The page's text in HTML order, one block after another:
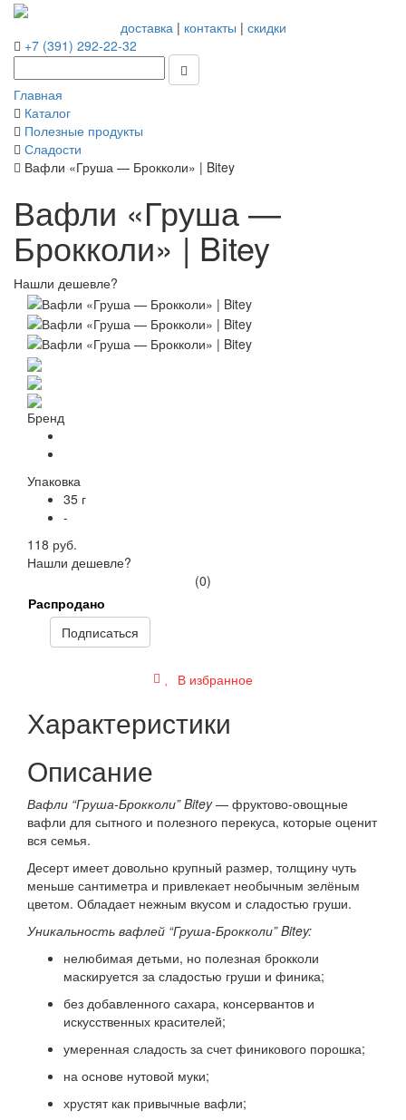
доставка| контакты | скидки
+7 (391) 292-22-32
Главная
Каталог
Полезные продукты
Сладости
Вафли «Груша — Брокколи» | Bitey
Вафли «Груша —
Брокколи» | Bitey
Нашли дешевле?
Бренд
Упаковка
35 г
-
118 руб.
Нашли дешевле?
(0)
Распродано
Подписаться
В избранное
Характеристики
Описание
Вафли “Груша-Брокколи” Bitey— фруктово-овощные
вафли для сытного и полезного перекуса, которые оценит
вся семья.
Десерт имеет довольно крупный размер, толщину чуть
меньше сантиметра и привлекает необычным зелёным
цветом. Обладает нежным вкусом и сладостью груши.
Уникальность вафлей “Груша-Брокколи” Bitey:
нелюбимая детьми, но полезная брокколи
маскируется за сладостью груши и финика;
без добавленного сахара, консервантов и
искусственных красителей;
умеренная сладость за счет финикового порошка;
на основе нутовой муки;
хрустят как привычные вафли;